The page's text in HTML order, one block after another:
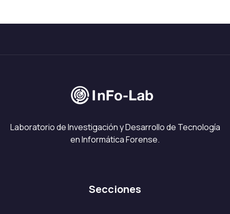
Laboratorio de Investigación y Desarrollo de Tecnología
en Informática Forense.
Secciones